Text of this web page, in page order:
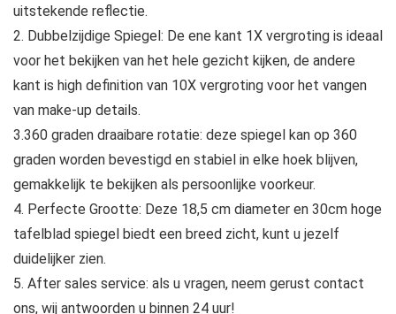
uitstekende reflectie.
2. Dubbelzijdige Spiegel: De ene kant 1X vergroting is ideaal
voor het bekijken van het hele gezicht kijken, de andere
kant is high definition van 10X vergroting voor het vangen
van make-up details.
3.360 graden draaibare rotatie: deze spiegel kan op 360
graden worden bevestigd en stabiel in elke hoek blijven,
gemakkelijk te bekijken als persoonlijke voorkeur.
4. Perfecte Grootte: Deze 18,5 cm diameter en 30cm hoge
tafelblad spiegel biedt een breed zicht, kunt u jezelf
duidelijker zien.
5. After sales service: als u vragen, neem gerust contact
ons, wij antwoorden u binnen 24 uur!